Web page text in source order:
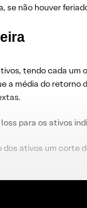
se não houver
tendo cada um
a média do retorno
para os ativos
dos ativos um corte